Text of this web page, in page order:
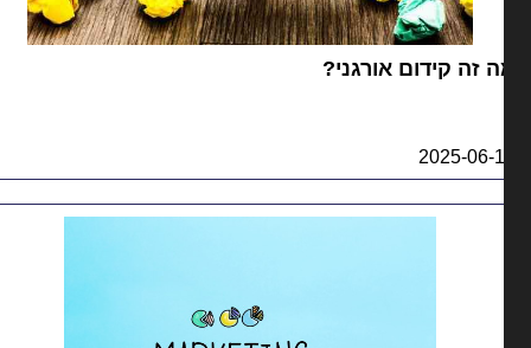
זה קידום אורגני?
2025-06-